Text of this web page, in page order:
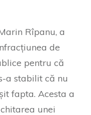
Rîpanu, a
de
pentru că
a stabilit că nu
fapta. Acesta a
unei